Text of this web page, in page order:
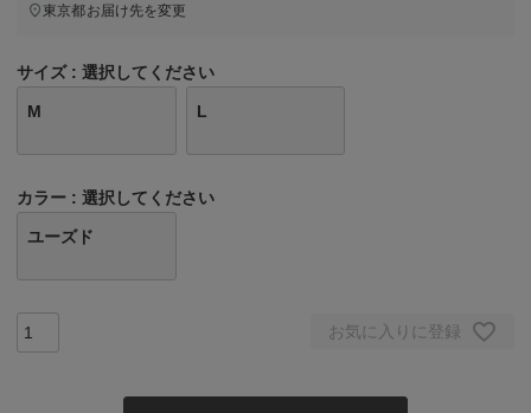
東京都お届け先を変更
サイズ 選択してください
M L
カラー 選択してください
ユーズド
お気に入りに登録